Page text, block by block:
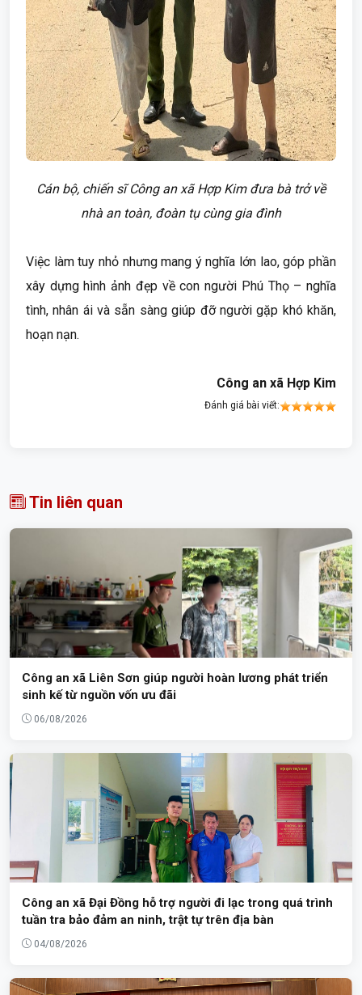
Cán bộ, chiến sĩ Công an xã Hợp Kim đưa bà trở về
nhà an toàn, đoàn tụ cùng gia đình
Việc làm tuy nhỏ nhưng mang ý nghĩa lớn lao, góp phần
xây dựng hình ảnh đẹp về con người Phú Thọ – nghĩa
tình, nhân ái và sẵn sàng giúp đỡ người gặp khó khăn,
hoạn nạn.
Công an xã Hợp Kim
Đánh giá bài viết:
Tin liên quan
Công an xã Liên Sơn giúp người hoàn lương phát triển
sinh kế từ nguồn vốn ưu đãi
06/08/2026
Công an xã Đại Đồng hỗ trợ người đi lạc trong quá trình
tuần tra bảo đảm an ninh, trật tự trên địa bàn
04/08/2026